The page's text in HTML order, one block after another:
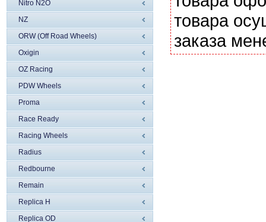
Nitro N2O
NZ
ORW (Off Road Wheels)
Oxigin
OZ Racing
PDW Wheels
Proma
Race Ready
Racing Wheels
Radius
Redbourne
Remain
Replica H
Replica OD
товара
заказа